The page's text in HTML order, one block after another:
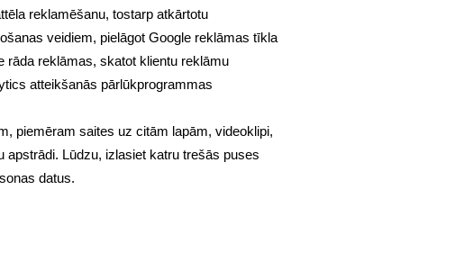
reklamēšanu, tostarp atkārtotu
veidiem, pielāgot Google reklāmas tīkla
rāda reklāmas, skatot klientu reklāmu
atteikšanās pārlūkprogrammas
piemēram saites uz citām lapām, videoklipi,
apstrādi. Lūdzu, izlasiet katru trešās puses
datus.